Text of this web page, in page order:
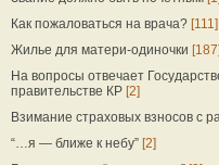
Как пожаловаться на врача? [111]
Жилье для матери-одиночки [187]
На вопросы отвечает
правительстве КР [2]
Взимание страховых взносов с
“…я — ближе к небу” [2]